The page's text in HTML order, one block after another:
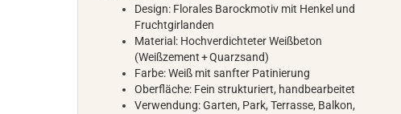
Design: Florales Barockmotiv mit Henkel und
Fruchtgirlanden
Material: Hochverdichteter Weißbeton
(Weißzement + Quarzsand)
Farbe: Weiß mit sanfter Patinierung
Oberfläche: Fein strukturiert, handbearbeitet
Verwendung: Garten, Park, Terrasse, Balkon,